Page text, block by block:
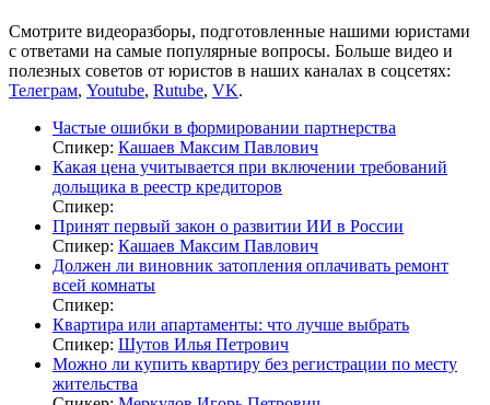
Смотрите видеоразборы, подготовленные нашими юристами
с ответами на самые популярные вопросы. Больше видео и
полезных советов от юристов в наших каналах в соцсетях:
Телеграм, Youtube, Rutube, VK.
Частые ошибки в формировании партнерства
Спикер: Кашаев Максим Павлович
Какая цена учитывается при включении требований
дольщика в реестр кредиторов
Спикер:
Принят первый закон о развитии ИИ в России
Спикер: Кашаев Максим Павлович
Должен ли виновник затопления оплачивать ремонт
всей комнаты
Спикер:
Квартира или апартаменты: что лучше выбрать
Спикер: Шутов Илья Петрович
Можно ли купить квартиру без регистрации по месту
жительства